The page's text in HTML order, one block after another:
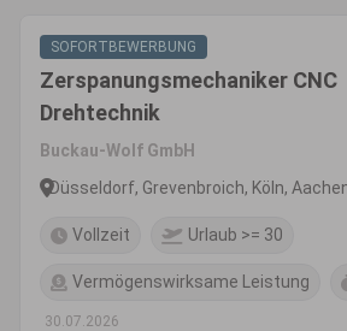
SOFORTBEWERBUNG
Zerspanungsmechaniker CNC
Drehtechnik
Buckau-Wolf GmbH
Düsseldorf, Grevenbroich, Köln,
Vollzeit Urlaub >= 30
Vermögenswirksame Leistung
30.07.2026